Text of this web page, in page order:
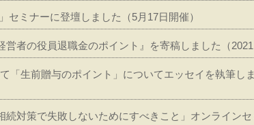
セミナーに登壇しました（5月17日開催）
者の役員退職金のポイント』を寄稿しました（
「生前贈与のポイント」についてエッセイを執筆し
続対策で失敗しないためにすべきこと」オンライン